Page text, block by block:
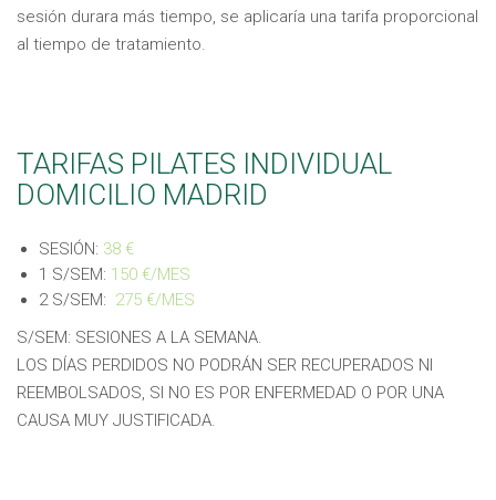
sesión durara más tiempo, se aplicaría una tarifa proporcional
al tiempo de tratamiento.
TARIFAS PILATES INDIVIDUAL
DOMICILIO MADRID
SESIÓN: 38 €
1 S/SEM: 150 €/MES
2 S/SEM: 275 €/MES
S/SEM: SESIONES A LA SEMANA.
LOS DÍAS PERDIDOS NO PODRÁN SER RECUPERADOS NI
REEMBOLSADOS, SI NO ES POR ENFERMEDAD O POR UNA
CAUSA MUY JUSTIFICADA.